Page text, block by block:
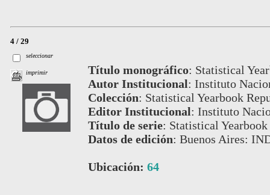
4 / 29
seleccionar
imprimir Título monográfico: Statistical
Autor Institucional: Instituto
Colección: Statistical Yearbook
Editor Institucional: Instituto
Título de serie: Statistical
Datos de edición: Buenos Aires:
Ubicación: 64